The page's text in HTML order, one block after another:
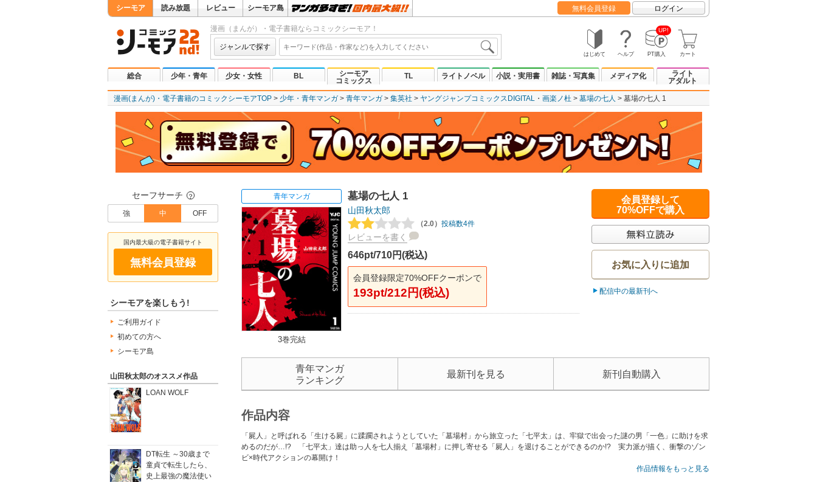
シーモア 読み放題 レビュー シーモア島 無料会員登録 ログイン
漫画（まんが）・電子書籍ならコミックシーモア！
ジャンルで探す
はじめて ヘルプ
UP!
PT購入 カート
総合 少年・青年 少女・女性 BL
シーモア
コミックス
TL ライトノベル 小説・実用書 雑誌・写真集 メディア化
ライト
アダルト
漫画(まんが)・電子書籍のコミックシーモアTOP 少年・青年マンガ 青年マンガ 集英社 ヤングジャンプコミックスDIGITAL 画楽ノ杜 墓場の七人 墓場の七人 1
セーフサーチ ？
強 中 OFF
国内最大級の電子書籍サイト
無料会員登録
シーモアを楽しもう!
ご利用ガイド
初めての方へ
シーモア島
山田秋太郎のオススメ作品
LOAN WOLF
DT転生 ～30歳まで
童貞で転生したら、
史上最強の魔法使い
青年マンガ
3巻完結
墓場の七人 1
山田秋太郎
（2.0） 投稿数4件
レビューを書く
646pt/710円(税込)
会員登録限定70%OFFクーポンで
193pt/212円(税込)
会員登録して
70%OFFで購入
お気に入りに追加
配信中の最新刊へ
青年マンガ
ランキング
最新刊を見る 新刊自動購入
作品内容
「屍人」と呼ばれる「生ける屍」に蹂躙されようとしていた「墓場村」から旅立った「七平太」は、牢獄で出会った謎の男「一色」に助けを求
めるのだが…!? 「七平太」達は助っ人を七人揃え「墓場村」に押し寄せる「屍人」を退けることができるのか!? 実力派が描く、衝撃のゾン
ビ×時代アクションの幕開け！
作品情報をもっと見る